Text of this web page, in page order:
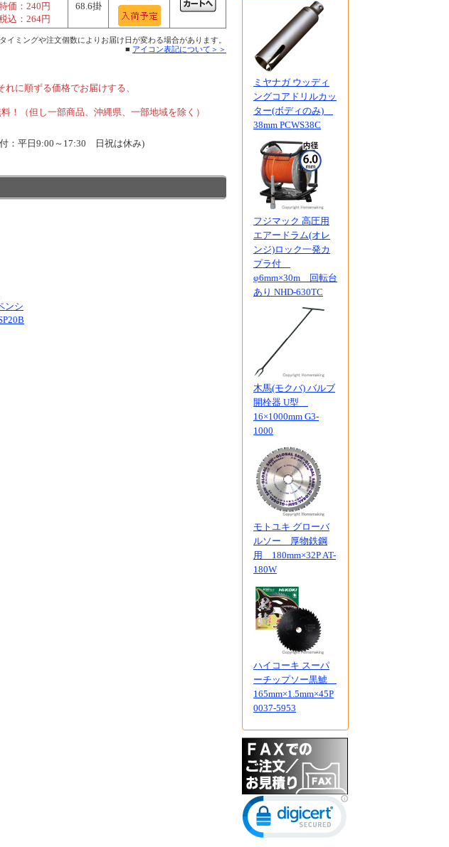
価： 240円
込： 264円
68.6掛
イミングや注文個数によりお届け日が変わる場合があります。
■ アイコン表記について＞＞
に順ずる価格でお届けする、
！（但し一部商品、沖縄県、一部地域を除く）
：平日9:00～17:30 日祝は休み)
ンシ
ミヤナガ ウッディ
ングコアドリルカッ
ター(ボディのみ)
38mm PCWS38C
フジマック 高圧用
エアードラム(オレ
ンジ)ロック一発カ
プラ付
φ6mm×30m 回転台
あり NHD-630TC
木馬(モクバ) バルブ
開栓器 U型
16×1000mm G3-
1000
モトユキ グローバ
ルソー 厚物鉄鋼
用 180mm×32P AT-
180W
ハイコーキ スーパ
ーチップソー黒鯱
165mm×1.5mm×45P
0037-5953